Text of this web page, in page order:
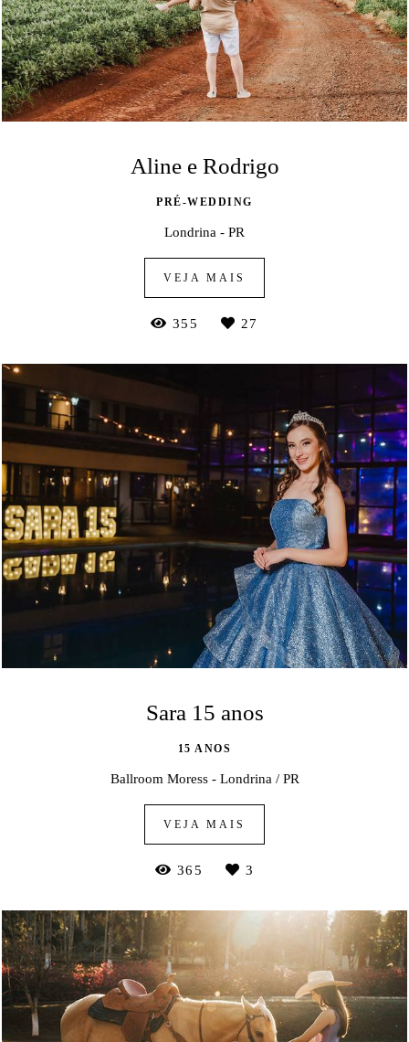
Aline e Rodrigo
PRÉ-WEDDING
Londrina - PR
VEJA MAIS
355 27
Sara 15 anos
15 ANOS
Ballroom Moress - Londrina / PR
VEJA MAIS
365 3